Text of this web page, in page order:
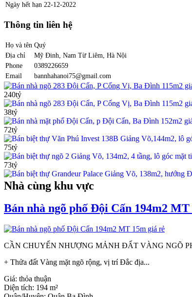
Ngày hết hạn 22-12-2022
Thông tin liên hệ
Họ và tên Quý
Địa chỉ
Mỹ Đinh, Nam Từ Liêm, Hà Nội
Phone
0389226659
Email
bannhahanoi75@gmail.com
Bán nhà ngõ 283 Đội Cấn, P Cống Vị, Ba Đình 115m2
240tỷ
38tỷ
72tỷ
75tỷ
73tỷ
Nhà cùng khu vực
Bán nhà ngõ phố Đội Cấn 194m2
CẦN CHUYỂN NHƯỢNG MẢNH ĐẤT VÀNG NGÕ
+ Thửa đất Vàng mặt ngõ rộng, vị trí Đắc địa...
Giá: thỏa thuận
Diện tích: 194 m²